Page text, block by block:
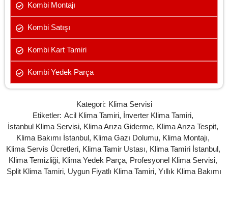
Kombi Montajı
Kombi Satışı
Kombi Kart Tamiri
Kombi Yedek Parça
Kategori: Klima Servisi
Etiketler: Acil Klima Tamiri, İnverter Klima Tamiri,
İstanbul Klima Servisi, Klima Arıza Giderme, Klima Arıza Tespit,
Klima Bakımı İstanbul, Klima Gazı Dolumu, Klima Montajı,
Klima Servis Ücretleri, Klima Tamir Ustası, Klima Tamiri İstanbul,
Klima Temizliği, Klima Yedek Parça, Profesyonel Klima Servisi,
Split Klima Tamiri, Uygun Fiyatlı Klima Tamiri, Yıllık Klima Bakımı